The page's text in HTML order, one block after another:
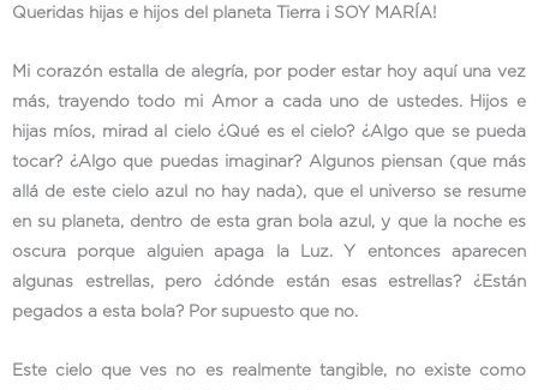
Queridas hijas e hijos del planeta Tierra ¡ SOY MARÍA!
Mi corazón estalla de alegría, por poder estar hoy aquí una vez
más, trayendo todo mi Amor a cada uno de ustedes. Hijos e
hijas míos, mirad al cielo ¿Qué es el cielo? ¿Algo que se pueda
tocar? ¿Algo que puedas imaginar? Algunos piensan (que más
allá de este cielo azul no hay nada), que el universo se resume
en su planeta, dentro de esta gran bola azul, y que la noche es
oscura porque alguien apaga la Luz. Y entonces aparecen
algunas estrellas, pero ¿dónde están esas estrellas? ¿Están
pegados a esta bola? Por supuesto que no.
Este cielo que ves no es realmente tangible, no existe como